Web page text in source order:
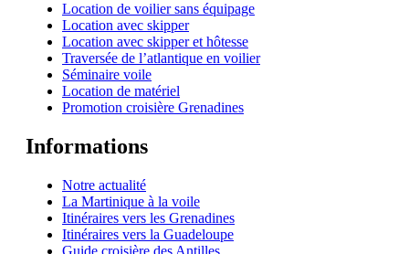
Location de voilier sans équipage
Location avec skipper
Location avec skipper et hôtesse
Traversée de l’atlantique en voilier
Séminaire voile
Location de matériel
Promotion croisière Grenadines
Informations
Notre actualité
La Martinique à la voile
Itinéraires vers les Grenadines
Itinéraires vers la Guadeloupe